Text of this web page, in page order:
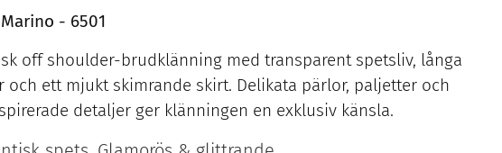
- 6501
off shoulder-brudklänning med transparent spetsliv, långa
och ett mjukt skimrande skirt. Delikata pärlor, paljetter och
detaljer ger klänningen en exklusiv känsla.